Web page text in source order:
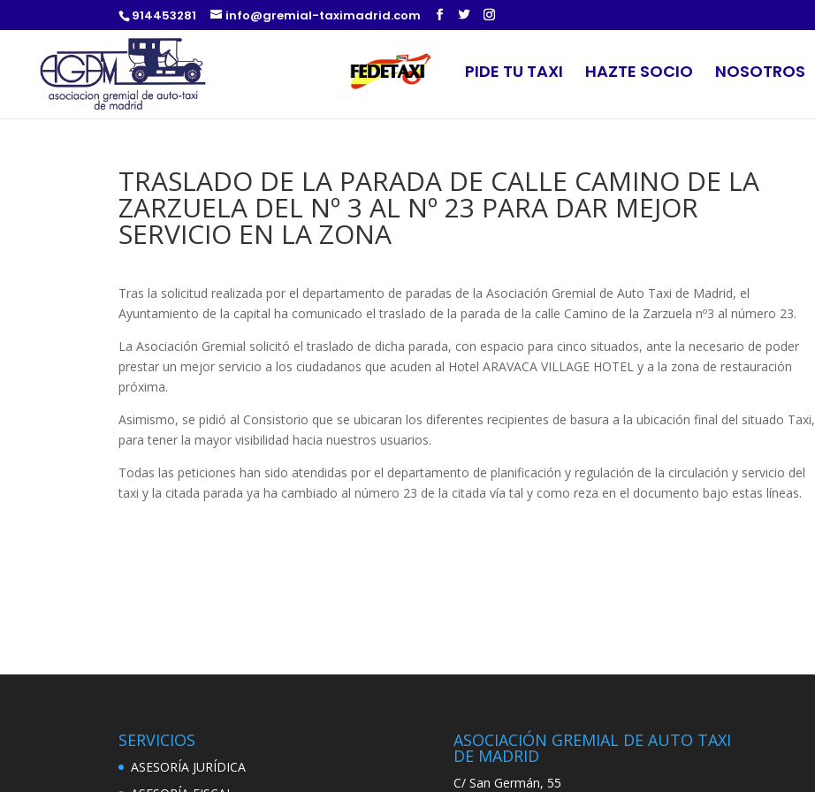
914453281 info@gremial-taximadrid.com
PIDE TU TAXI HAZTE SOCIO NOSOTROS
TRASLADO DE LA PARADA DE CALLE CAMINO DE LA
ZARZUELA DEL Nº 3 AL Nº 23 PARA DAR MEJOR
SERVICIO EN LA ZONA
Tras la solicitud realizada por el departamento de paradas de la Asociación Gremial de Auto Taxi de Madrid, el
Ayuntamiento de la capital ha comunicado el traslado de la parada de la calle Camino de la Zarzuela nº3 al número 23.
La Asociación Gremial solicitó el traslado de dicha parada, con espacio para cinco situados, ante la necesario de poder
prestar un mejor servicio a los ciudadanos que acuden al Hotel ARAVACA VILLAGE HOTEL y a la zona de restauración
próxima.
Asimismo, se pidió al Consistorio que se ubicaran los diferentes recipientes de basura a la ubicación final del situado Taxi,
para tener la mayor visibilidad hacia nuestros usuarios.
Todas las peticiones han sido atendidas por el departamento de planificación y regulación de la circulación y servicio del
taxi y la citada parada ya ha cambiado al número 23 de la citada vía tal y como reza en el documento bajo estas líneas.
SERVICIOS
ASESORÍA JURÍDICA
ASOCIACIÓN GREMIAL DE AUTO TAXI
DE MADRID
C/ San Germán, 55